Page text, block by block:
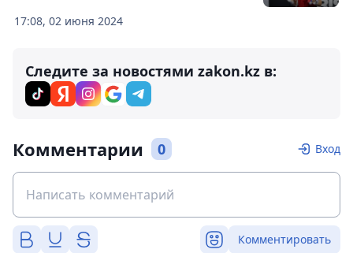
17:08, 02 июня 2024
Следите за новостями zakon.kz в:
Комментарии 0 Вход
Комментировать